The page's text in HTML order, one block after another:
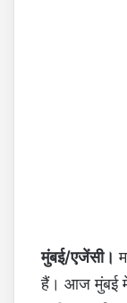
मुंबई/एजेंसी।
हैं। आज मुंबई में